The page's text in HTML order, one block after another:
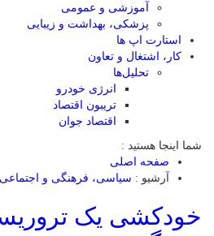
آموزشی و عمومی
پزشکی، بهداشت و زیبایی
استارت اپ ها
کار، اشتغال و تعاون
تحلیل‌ها
انرژی خودرو
تریبون اقتصاد
اقتصاد جوان
شما اینجا هستید :
صفحه اصلی
آرشیو : سیاسی، فرهنگی و اجتماعی
خودکشی یک